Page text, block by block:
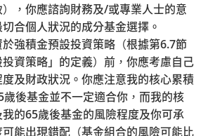
，你應諮詢財務及/或專業人士的意
合個人狀況的成分基金選擇。
強積金預設投資策略（根據第6.7節
投資策略」的定義）前，你應考慮自己
及財政狀況。你應注意我的核心累積
歲後基金並不一定適合你，而我的核
的65歲後基金的風險程度及你可承
能出現錯配（基金組合的風險可能比
英國保誠信託有限公司 2026
資訊 | 相關連結 | 細則與條款 |
連結政策 | 私隱聲明